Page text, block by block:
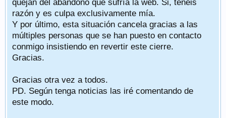
quejan del abandono que sufría la web. Si, tenéis
razón y es culpa exclusivamente mía.
Y por último, esta situación cancela gracias a las
múltiples personas que se han puesto en contacto
conmigo insistiendo en revertir este cierre.
Gracias.
Gracias otra vez a todos.
PD. Según tenga noticias las iré comentando de
este modo.